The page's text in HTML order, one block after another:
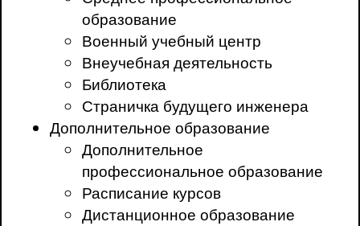
образование
Военный учебный центр
Внеучебная деятельность
Библиотека
Страничка будущего инженера
Дополнительное образование
Дополнительное
профессиональное образование
Расписание курсов
Дистанционное образование